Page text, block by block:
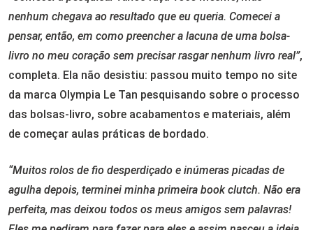
nenhum chegava ao resultado que eu queria. Comecei a
pensar, então, em como preencher a lacuna de uma bolsa-
livro no meu coração sem precisar rasgar nenhum livro real”,
completa. Ela não desistiu: passou muito tempo no site
da marca Olympia Le Tan pesquisando sobre o processo
das bolsas-livro, sobre acabamentos e materiais, além
de começar aulas práticas de bordado.
“Muitos rolos de fio desperdiçado e inúmeras picadas de
agulha depois, terminei minha primeira book clutch. Não era
perfeita, mas deixou todos os meus amigos sem palavras!